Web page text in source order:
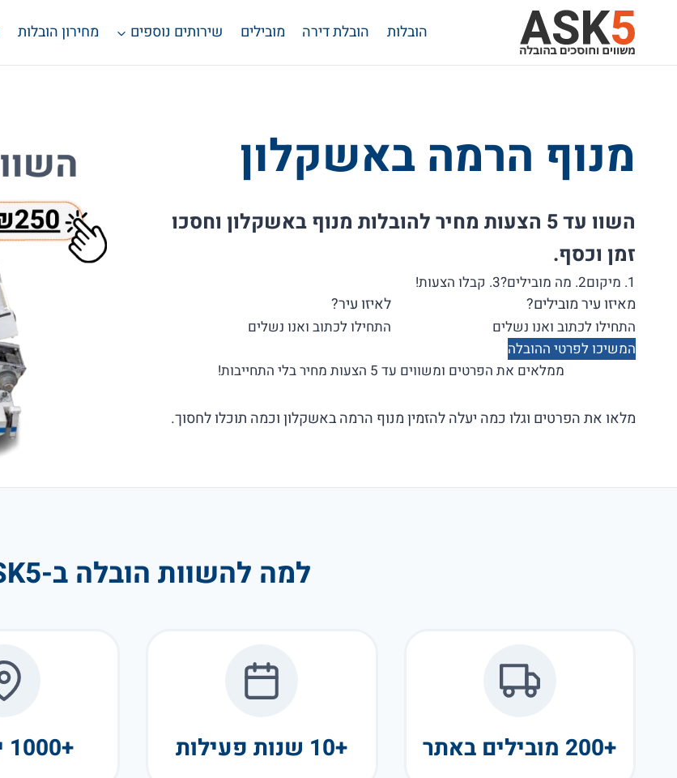
content
הובלות הובלת דירה מובילים שירותים נוספים מחירון הובלות
מנוף הרמה באשקלון
השוו עד 5 הצעות מחיר להובלות מנוף באשקלון וחסכו
זמן וכסף.
1. מיקום 2. מה מובילים? 3. קבלו הצעות!
מאיזו עיר מובילים? לאיזו עיר?
המשיכו לפרטי ההובלה
ממלאים את הפרטים ומשווים עד 5 הצעות מחיר בלי התחייבות!
מלאו את הפרטים וגלו כמה יעלה להזמין מנוף הרמה באשקלון וכמה תוכלו לחסוך.
למה להשוות הובלה ב-ASK5?
+200 מובילים באתר +10 שנות פעילות +1000 ישובים